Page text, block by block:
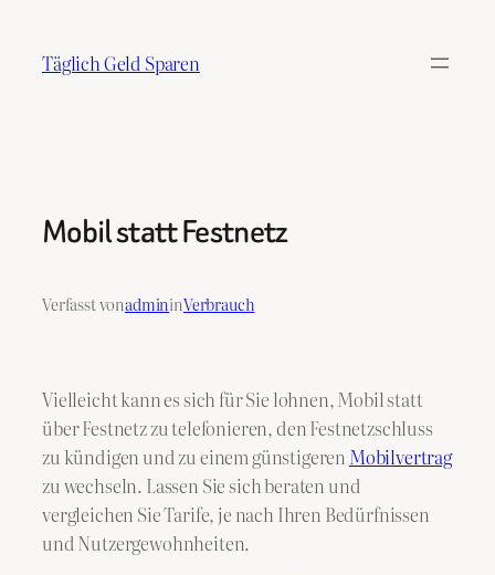
Inhalt
springen
Täglich Geld Sparen
Mobil statt Festnetz
Verfasst vonadmininVerbrauch
Vielleicht kann es sich für Sie lohnen, Mobil statt
über Festnetz zu telefonieren, den Festnetzschluss
zu kündigen und zu einem günstigeren Mobilvertrag
zu wechseln. Lassen Sie sich beraten und
vergleichen Sie Tarife, je nach Ihren Bedürfnissen
und Nutzergewohnheiten.